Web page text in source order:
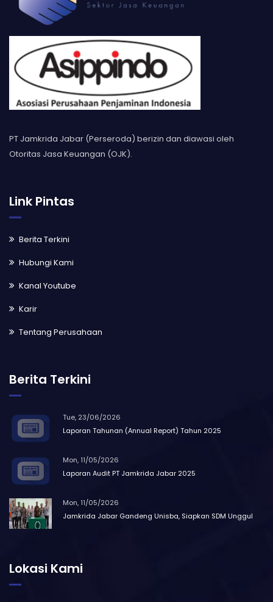
PT Jamkrida Jabar (Perseroda) berizin dan diawasi oleh
Otoritas Jasa Keuangan (OJK).
Link Pintas
Berita Terkini
Hubungi Kami
Kanal Youtube
Karir
Tentang Perusahaan
Berita Terkini
Tue, 23/06/2026
Laporan Tahunan (Annual Report) Tahun 2025
Mon, 11/05/2026
Laporan Audit PT Jamkrida Jabar 2025
Mon, 11/05/2026
Jamkrida Jabar Gandeng Unisba, Siapkan SDM Unggul
Lokasi Kami